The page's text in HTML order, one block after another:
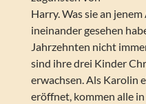
Harry. Was sie an
ineinander gesehen
Jahrzehnten nicht
sind ihre drei Kinder
erwachsen. Als Karolin
eröffnet, kommen alle